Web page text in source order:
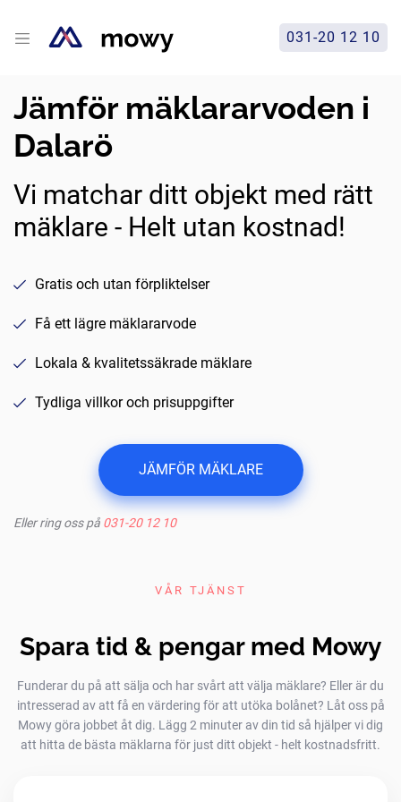
031-20 12 10
Jämför mäklararvoden i
Dalarö
Vi matchar ditt objekt med rätt
mäklare - Helt utan kostnad!
Gratis och utan förpliktelser
Få ett lägre mäklararvode
Lokala & kvalitetssäkrade mäklare
Tydliga villkor och prisuppgifter
JÄMFÖR MÄKLARE
Eller ring oss på 031-20 12 10
VÅR TJÄNST
Spara tid & pengar med Mowy
Funderar du på att sälja och har svårt att välja mäklare? Eller är du
intresserad av att få en värdering för att utöka bolånet? Låt oss på
Mowy göra jobbet åt dig. Lägg 2 minuter av din tid så hjälper vi dig
att hitta de bästa mäklarna för just ditt objekt - helt kostnadsfritt.